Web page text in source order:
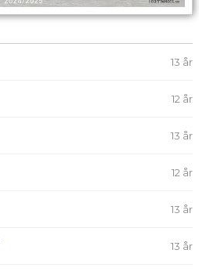
13 år
12 år
13 år
12 år
13 år
13 år